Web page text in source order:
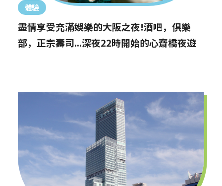
體驗
盡情享受充滿娛樂的大阪之夜!酒吧，俱樂
部，正宗壽司...深夜22時開始的心齋橋夜遊